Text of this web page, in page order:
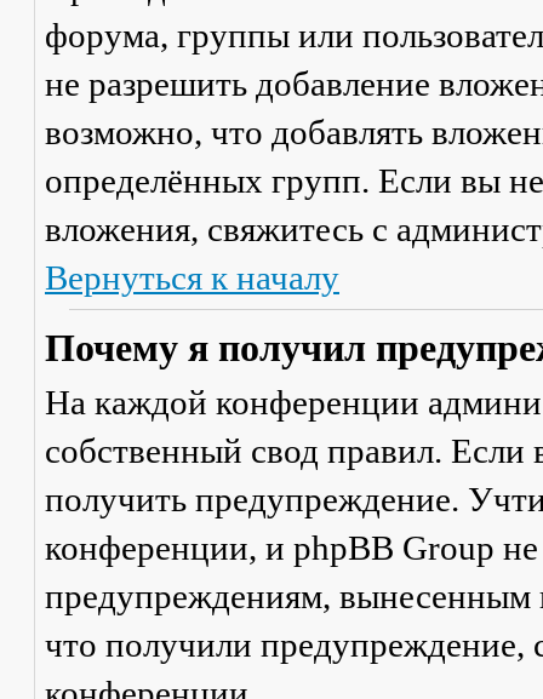
форума, группы или
не разрешить добавление
возможно, что добавлять
определённых групп. Если вы
вложения, свяжитесь с
Вернуться к началу
Почему я получил
На каждой конференции
собственный свод правил.
получить предупреждение.
конференции, и phpBB Group
предупреждениям, вынесенным
что получили предупреждение,